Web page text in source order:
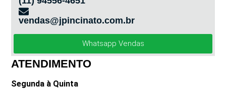
vendas@jpincinato.com.br
Whatsapp Vendas
ATENDIMENTO
Segunda à Quinta